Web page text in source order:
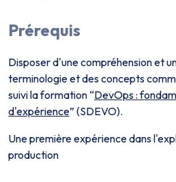
Prérequis
Disposer d'une compréhension et
terminologie et des concepts
suivi la formation “DevOps :
d'expérience” (SDEVO).
Une première expérience dans
production